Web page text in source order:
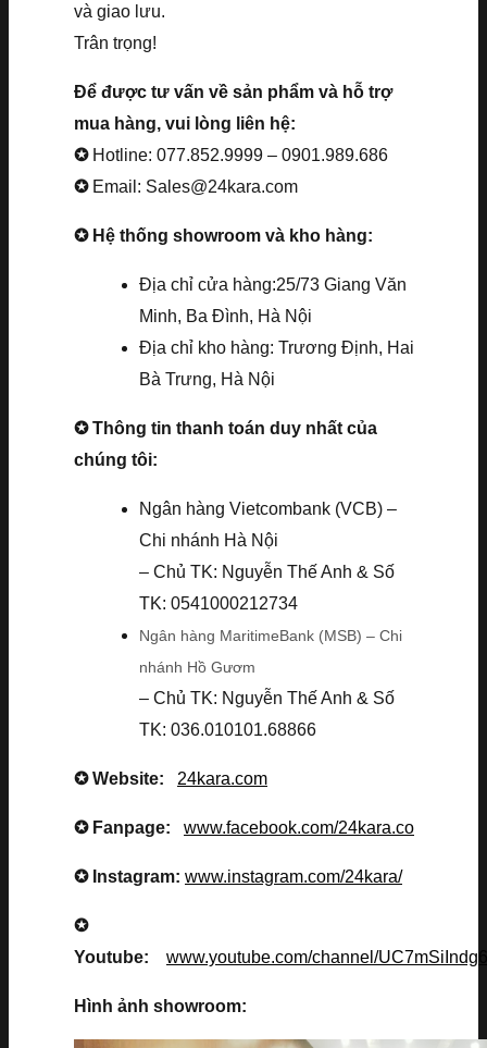
và giao lưu.
Trân trọng!
Để được tư vấn về sản phẩm và hỗ trợ
mua hàng, vui lòng liên hệ:
✪ Hotline: 077.852.9999 – 0901.989.686
✪ Email: Sales@24kara.com
✪ Hệ thống showroom và kho hàng:
Địa chỉ cửa hàng:25/73 Giang Văn
Minh, Ba Đình, Hà Nội
Địa chỉ kho hàng: Trương Định, Hai
Bà Trưng, Hà Nội
✪ Thông tin thanh toán duy nhất của
chúng tôi:
Ngân hàng Vietcombank (VCB) –
Chi nhánh Hà Nội
– Chủ TK: Nguyễn Thế Anh & Số
TK: 0541000212734
Ngân hàng MaritimeBank (MSB) – Chi
nhánh Hồ Gươm
– Chủ TK: Nguyễn Thế Anh & Số
TK: 036.010101.68866
✪ Website: 24kara.com
✪ Fanpage: www.facebook.com/24kara.co
✪ Instagram: www.instagram.com/24kara/
✪
Youtube: www.youtube.com/channel/
Hình ảnh showroom: